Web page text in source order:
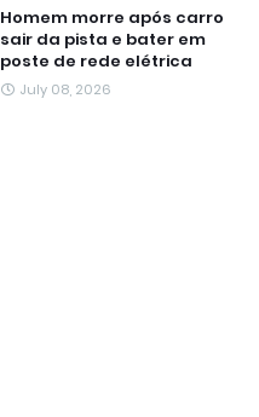
Homem morre após carro
sair da pista e bater em
poste de rede elétrica
July 08, 2026